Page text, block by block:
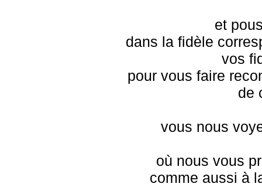
et
dans la fidèle
vos
pour vous faire
de
vous nous
où nous vous
comme aussi à